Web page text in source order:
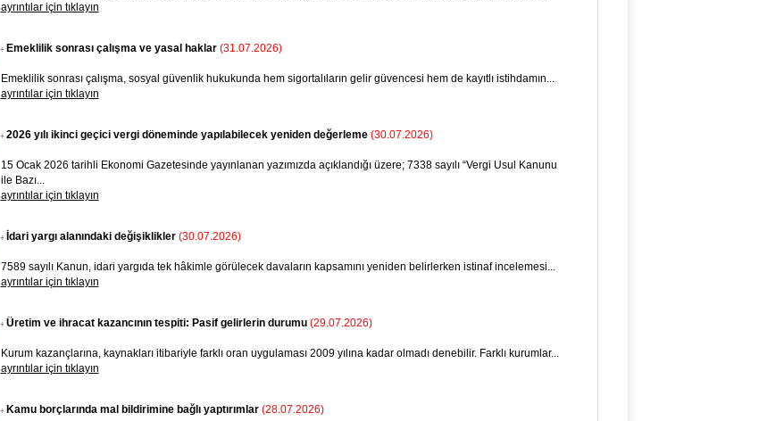
ayrıntılar için tıklayın
Emeklilik sonrası çalışma ve yasal haklar (31.07.2026)
Emeklilik sonrası çalışma, sosyal güvenlik hukukunda hem sigortalıların gelir güvencesi hem de kayıtlı istihdamın...
ayrıntılar için tıklayın
2026 yılı ikinci geçici vergi döneminde yapılabilecek yeniden değerleme (30.07.2026)
15 Ocak 2026 tarihli Ekonomi Gazetesinde yayınlanan yazımızda açıklandığı üzere; 7338 sayılı “Vergi Usul Kanunu
ile Bazı...
ayrıntılar için tıklayın
İdari yargı alanındaki değişiklikler (30.07.2026)
7589 sayılı Kanun, idari yargıda tek hâkimle görülecek davaların kapsamını yeniden belirlerken istinaf incelemesi...
ayrıntılar için tıklayın
Üretim ve ihracat kazancının tespiti: Pasif gelirlerin durumu (29.07.2026)
Kurum kazançlarına, kaynakları itibariyle farklı oran uygulaması 2009 yılına kadar olmadı denebilir. Farklı kurumlar...
ayrıntılar için tıklayın
Kamu borçlarında mal bildirimine bağlı yaptırımlar (28.07.2026)